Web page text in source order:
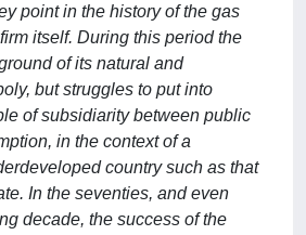
point in the history of the gas
itself. During this period the
of its natural and
but struggles to put into
of subsidiarity between public
in the context of a
country such as that
In the seventies, and even
decade, the success of the